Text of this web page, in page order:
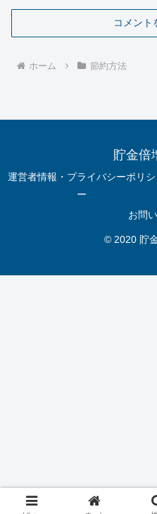
コメント
ホーム 節約方法
貯金倍
運営者情報・プライバシーポリシ
ー
お問
© 2020 貯